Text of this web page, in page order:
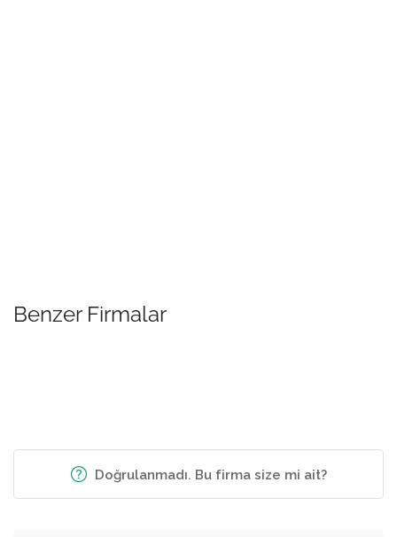
Benzer Firmalar
Doğrulanmadı. Bu firma size mi ait?